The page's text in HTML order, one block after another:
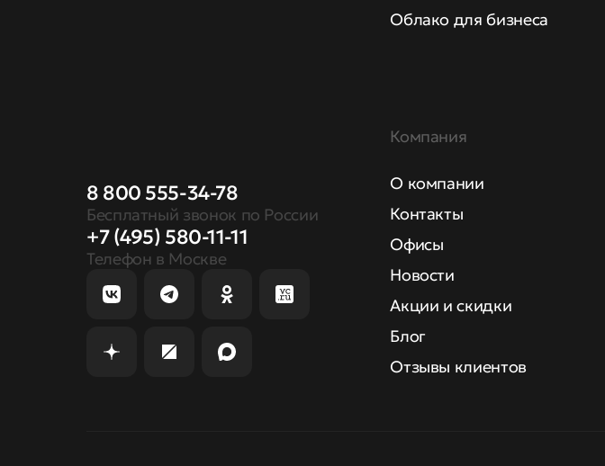
8 800 555-34-78
Бесплатный звонок по России
+7 (495) 580-11-11
Телефон в Москве
Облако для бизнеса
Компания
О компании
Контакты
Офисы
Новости
Акции и скидки
Блог
Отзывы клиентов